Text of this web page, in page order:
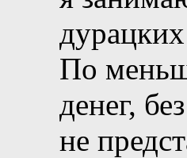
По
денег,
не